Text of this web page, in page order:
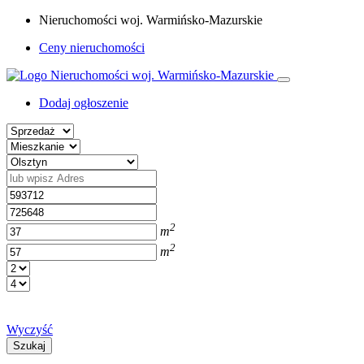
Nieruchomości woj. Warmińsko-Mazurskie
Ceny nieruchomości
Dodaj ogłoszenie
m2
m2
Wyczyść
Szukaj